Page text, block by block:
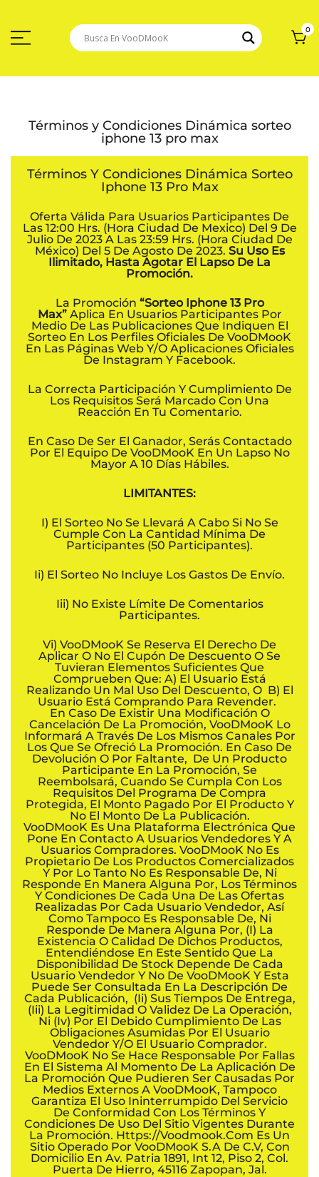
0
Términos y Condiciones Dinámica sorteo
iphone 13 pro max
Términos Y Condiciones Dinámica Sorteo
Iphone 13 Pro Max
Oferta Válida Para Usuarios Participantes De
Las 12:00 Hrs. (hora Ciudad De Mexico) Del 9 De
Julio De 2023 A Las 23:59 Hrs. (hora Ciudad De
México) Del 5 De Agosto De 2023. Su Uso Es
Ilimitado, Hasta Agotar El Lapso De La
Promoción.
La Promoción “sorteo Iphone 13 Pro
Max”Aplica En Usuarios Participantes Por
Medio De Las Publicaciones Que Indiquen El
Sorteo En Los Perfiles Oficiales De VooDMooK
En Las Páginas Web Y/o Aplicaciones Oficiales
De Instagram Y Facebook.
La Correcta Participación Y Cumplimiento De
Los Requisitos Será Marcado Con Una
Reacción En Tu Comentario.
En Caso De Ser El Ganador, Serás Contactado
Por El Equipo De VooDMooK En Un Lapso No
Mayor A 10 Días Hábiles.
LIMITANTES:
I) El Sorteo No Se Llevará A Cabo Si No Se
Cumple Con La Cantidad Mínima De
Participantes (50 Participantes).
Ii) El Sorteo No Incluye Los Gastos De Envío.
Iii) No Existe Límite De Comentarios
Participantes.
Vi) VooDMooK Se Reserva El Derecho De
Aplicar O No El Cupón De Descuento O Se
Tuvieran Elementos Suficientes Que
Comprueben Que: A) El Usuario Está
Realizando Un Mal Uso Del Descuento, O B) El
Usuario Está Comprando Para Revender.
En Caso De Existir Una Modificación O
Cancelación De La Promoción, VooDMooK Lo
Informará A Través De Los Mismos Canales Por
Los Que Se Ofreció La Promoción. En Caso De
Devolución O Por Faltante, De Un Producto
Participante En La Promoción, Se
Reembolsará, Cuando Se Cumpla Con Los
Requisitos Del Programa De Compra
Protegida, El Monto Pagado Por El Producto Y
No El Monto De La Publicación.
VooDMooK Es Una Plataforma Electrónica Que
Pone En Contacto A Usuarios Vendedores Y A
Usuarios Compradores. VooDMooK No Es
Propietario De Los Productos Comercializados
Y Por Lo Tanto No Es Responsable De, Ni
Responde En Manera Alguna Por, Los Términos
Y Condiciones De Cada Una De Las Ofertas
Realizadas Por Cada Usuario Vendedor, Así
Como Tampoco Es Responsable De, Ni
Responde De Manera Alguna Por, (i) La
Existencia O Calidad De Dichos Productos,
Entendiéndose En Este Sentido Que La
Disponibilidad De Stock Depende De Cada
Usuario Vendedor Y No De VooDMooK Y Esta
Puede Ser Consultada En La Descripción De
Cada Publicación, (ii) Sus Tiempos De Entrega,
(iii) La Legitimidad O Validez De La Operación,
Ni (iv) Por El Debido Cumplimiento De Las
Obligaciones Asumidas Por El Usuario
Vendedor Y/o El Usuario Comprador.
VooDMooK No Se Hace Responsable Por Fallas
En El Sistema Al Momento De La Aplicación De
La Promoción Que Pudieren Ser Causadas Por
Medios Externos A VooDMooK, Tampoco
Garantiza El Uso Ininterrumpido Del Servicio
De Conformidad Con Los Términos Y
Condiciones De Uso Del Sitio Vigentes Durante
La Promoción. Https://voodmook.com Es Un
Sitio Operado Por VooDMooK S.A De C.V, Con
Domicilio En Av. Patria 1891, Int 12, Piso 2, Col.
Puerta De Hierro, 45116 Zapopan, Jal.